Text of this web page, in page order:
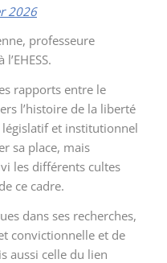
2026
professeure
rapports entre le
l’histoire de la liberté
législatif et institutionnel
sa place, mais
les différents cultes
ce cadre.
dans ses recherches,
convictionnelle et de
aussi celle du lien